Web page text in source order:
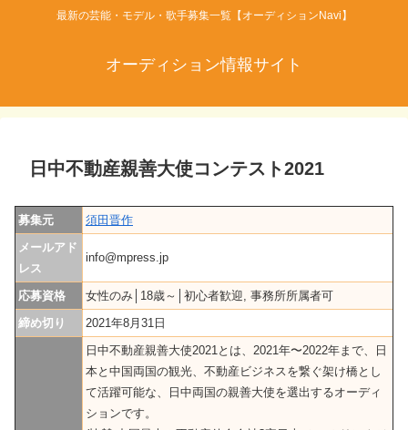
最新の芸能・モデル・歌手募集一覧【オーディションNavi】
オーディション情報サイト
日中不動産親善大使コンテスト2021
募集元
須田晋作
メールアド
レス
info@mpress.jp
応募資格
女性のみ│18歳～│初心者歓迎, 事務所所属者可
締め切り
2021年8月31日
日中不動産親善大使2021とは、2021年〜2022年まで、日
本と中国両国の観光、不動産ビジネスを繋ぐ架け橋とし
て活躍可能な、日中両国の親善大使を選出するオーディ
ションです。